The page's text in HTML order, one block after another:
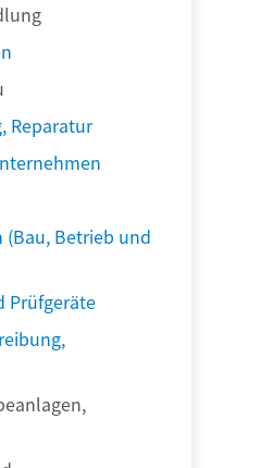
Reparatur
Betrieb und
Prüfgeräte